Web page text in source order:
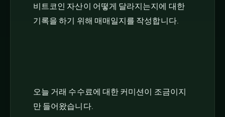
비트코인 자산이 어떻게 달라지는지에 대한
기록을 하기 위해 매매일지를 작성합니다.
오늘 거래 수수료에 대한 커미션이 조금이지
만 들어왔습니다.